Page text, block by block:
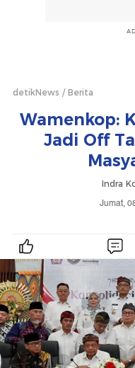
detikNews Berita
Wamenkop:
Jadi Off
Indra
Jumat,